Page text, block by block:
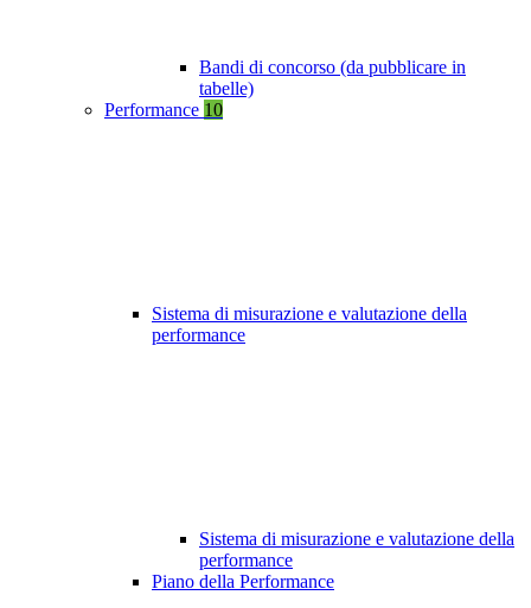
Bandi di concorso (da pubblicare in
tabelle)
Performance 10
Sistema di misurazione e valutazione della
performance
Sistema di misurazione e valutazione della
performance
Piano della Performance